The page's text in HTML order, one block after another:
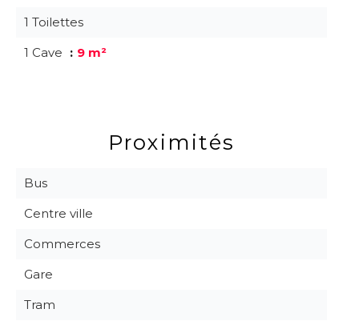
1 Toilettes
1 Cave
9 m²
Proximités
Bus
Centre ville
Commerces
Gare
Tram